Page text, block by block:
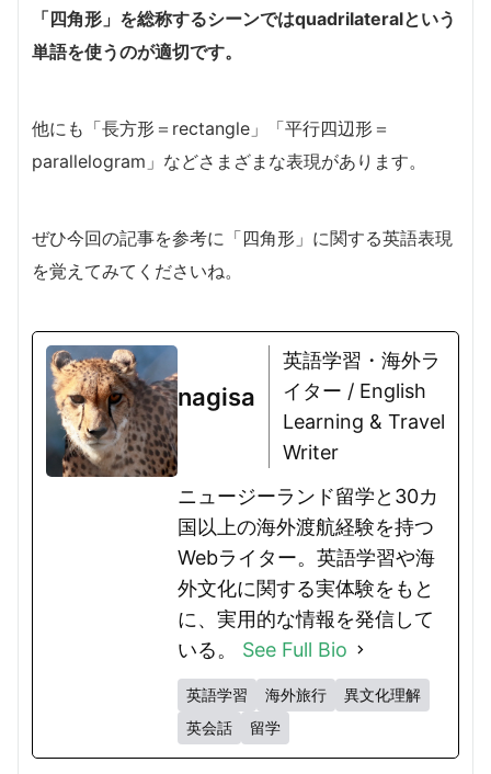
「四角形」を総称するシーンではquadrilateralという
単語を使うのが適切です。
他にも「長方形＝rectangle」「平行四辺形＝
parallelogram」などさまざまな表現があります。
ぜひ今回の記事を参考に「四角形」に関する英語表現
を覚えてみてくださいね。
nagisa
英語学習・海外ラ
イター / English
Learning & Travel
Writer
ニュージーランド留学と30カ
国以上の海外渡航経験を持つ
Webライター。英語学習や海
外文化に関する実体験をもと
に、実用的な情報を発信して
いる。 See Full Bio
英語学習 海外旅行
異文化理解
英会話
留学